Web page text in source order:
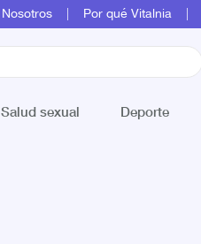
Nosotros Por qué Vitalnia
Salud sexual Deporte